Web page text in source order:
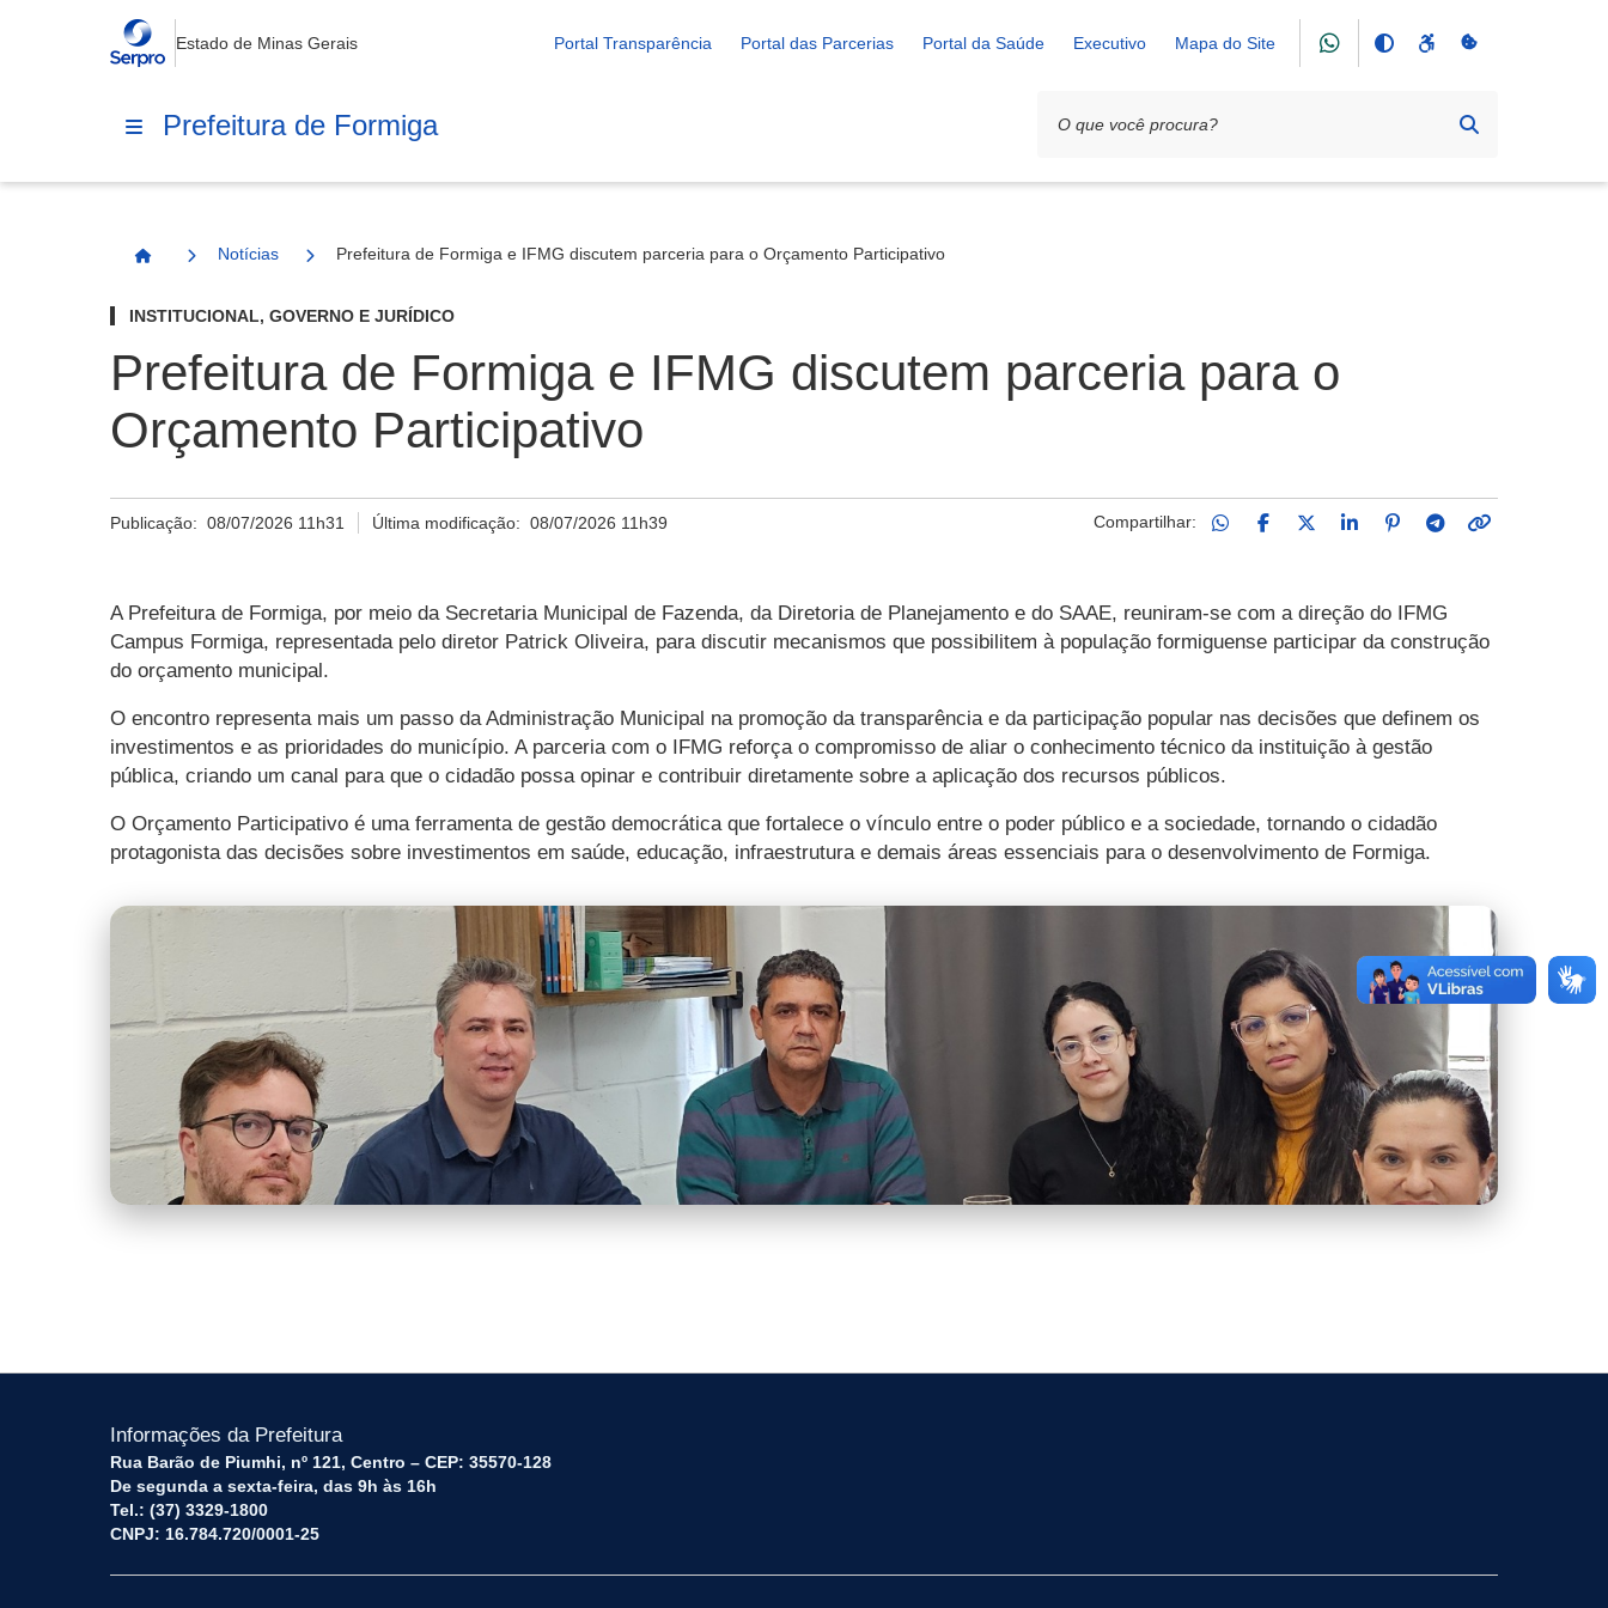
Estado de Minas Gerais Portal Transparência Portal das Parcerias Portal da Saúde Executivo Mapa do Site
Prefeitura de Formiga
Página Inicial
Notícias Prefeitura de Formiga e IFMG discutem parceria para o Orçamento Participativo
INSTITUCIONAL, GOVERNO E JURÍDICO
Prefeitura de Formiga e IFMG discutem parceria para o
Orçamento Participativo
Publicação: 08/07/2026 11h31 Última modificação:08/07/2026 11h39 Compartilhar:
A Prefeitura de Formiga, por meio da Secretaria Municipal de Fazenda, da Diretoria de Planejamento e do SAAE, reuniram-se com a direção do IFMG
Campus Formiga, representada pelo diretor Patrick Oliveira, para discutir mecanismos que possibilitem à população formiguense participar da construção
do orçamento municipal.
O encontro representa mais um passo da Administração Municipal na promoção da transparência e da participação popular nas decisões que definem os
investimentos e as prioridades do município. A parceria com o IFMG reforça o compromisso de aliar o conhecimento técnico da instituição à gestão
pública, criando um canal para que o cidadão possa opinar e contribuir diretamente sobre a aplicação dos recursos públicos.
O Orçamento Participativo é uma ferramenta de gestão democrática que fortalece o vínculo entre o poder público e a sociedade, tornando o cidadão
protagonista das decisões sobre investimentos em saúde, educação, infraestrutura e demais áreas essenciais para o desenvolvimento de Formiga.
Informações da Prefeitura
Rua Barão de Piumhi, nº 121, Centro – CEP: 35570-128
De segunda a sexta-feira, das 9h às 16h
Tel.: (37) 3329-1800
CNPJ: 16.784.720/0001-25